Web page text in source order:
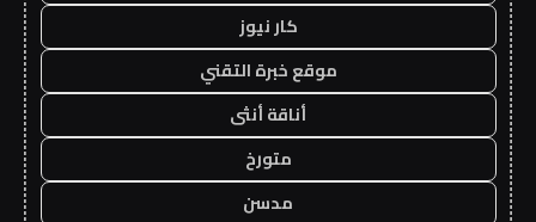
كار نيوز
موقع خبرة التقني
أناقة أنثى
متورخ
مدسن